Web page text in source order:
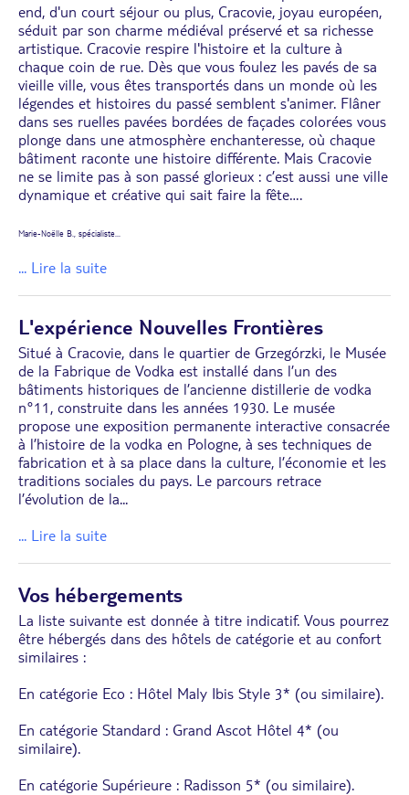
end, d'un court séjour ou plus, Cracovie, joyau européen,
séduit par son charme médiéval préservé et sa richesse
artistique. Cracovie respire l'histoire et la culture à
chaque coin de rue. Dès que vous foulez les pavés de sa
vieille ville, vous êtes transportés dans un monde où les
légendes et histoires du passé semblent s'animer. Flâner
dans ses ruelles pavées bordées de façades colorées vous
plonge dans une atmosphère enchanteresse, où chaque
bâtiment raconte une histoire différente. Mais Cracovie
ne se limite pas à son passé glorieux : c’est aussi une ville
dynamique et créative qui sait faire la fête….
Marie-Noëlle B., spécialiste
... Lire la suite
L'expérience Nouvelles Frontières
Situé à Cracovie, dans le quartier de Grzegórzki, le Musée
de la Fabrique de Vodka est installé dans l’un des
bâtiments historiques de l’ancienne distillerie de vodka
n°11, construite dans les années 1930. Le musée
propose une exposition permanente interactive consacrée
à l’histoire de la vodka en Pologne, à ses techniques de
fabrication et à sa place dans la culture, l’économie et les
traditions sociales du pays. Le parcours retrace
l’évolution de la...
... Lire la suite
Vos hébergements
La liste suivante est donnée à titre indicatif. Vous pourrez
être hébergés dans des hôtels de catégorie et au confort
similaires :
En catégorie Eco : Hôtel Maly Ibis Style 3* (ou similaire).
En catégorie Standard : Grand Ascot Hôtel 4* (ou
similaire).
En catégorie Supérieure : Radisson 5* (ou similaire).